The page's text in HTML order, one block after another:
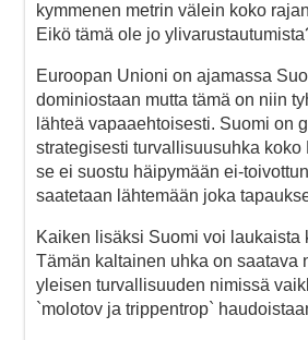
kymmenen metrin välein koko
Eikö tämä ole jo
Euroopan Unioni on ajamassa
dominiostaan mutta tämä on niin
lähteä vapaaehtoisesti. Suomi on
strategisesti turvallisuusuhka
se ei suostu häipymään ei-
saatetaan lähtemään joka
Kaiken lisäksi Suomi voi laukaista
Tämän kaltainen uhka on saatava
yleisen turvallisuuden nimissä
`molotov ja trippentrop`